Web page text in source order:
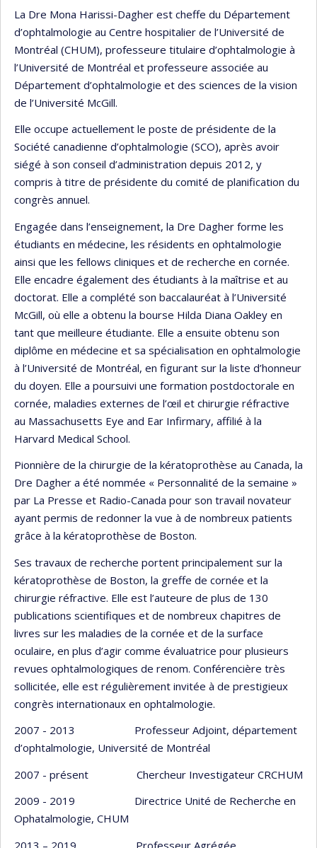
La Dre Mona Harissi-Dagher est cheffe du Département
d’ophtalmologie au Centre hospitalier de l’Université de
Montréal (CHUM), professeure titulaire d’ophtalmologie à
l’Université de Montréal et professeure associée au
Département d’ophtalmologie et des sciences de la vision
de l’Université McGill.
Elle occupe actuellement le poste de présidente de la
Société canadienne d’ophtalmologie (SCO), après avoir
siégé à son conseil d’administration depuis 2012, y
compris à titre de présidente du comité de planification du
congrès annuel.
Engagée dans l’enseignement, la Dre Dagher forme les
étudiants en médecine, les résidents en ophtalmologie
ainsi que les fellows cliniques et de recherche en cornée.
Elle encadre également des étudiants à la maîtrise et au
doctorat. Elle a complété son baccalauréat à l’Université
McGill, où elle a obtenu la bourse Hilda Diana Oakley en
tant que meilleure étudiante. Elle a ensuite obtenu son
diplôme en médecine et sa spécialisation en ophtalmologie
à l’Université de Montréal, en figurant sur la liste d’honneur
du doyen. Elle a poursuivi une formation postdoctorale en
cornée, maladies externes de l’œil et chirurgie réfractive
au Massachusetts Eye and Ear Infirmary, affilié à la
Harvard Medical School.
Pionnière de la chirurgie de la kératoprothèse au Canada, la
Dre Dagher a été nommée « Personnalité de la semaine »
par La Presse et Radio-Canada pour son travail novateur
ayant permis de redonner la vue à de nombreux patients
grâce à la kératoprothèse de Boston.
Ses travaux de recherche portent principalement sur la
kératoprothèse de Boston, la greffe de cornée et la
chirurgie réfractive. Elle est l’auteure de plus de 130
publications scientifiques et de nombreux chapitres de
livres sur les maladies de la cornée et de la surface
oculaire, en plus d’agir comme évaluatrice pour plusieurs
revues ophtalmologiques de renom. Conférencière très
sollicitée, elle est régulièrement invitée à de prestigieux
congrès internationaux en ophtalmologie.
2007 - 2013 Professeur Adjoint, département
d’ophtalmologie, Université de Montréal
2007 - présent Chercheur Investigateur CRCHUM
2009 - 2019 Directrice Unité de Recherche en
Ophatalmologie, CHUM
2013 – 2019 Professeur Agrégée,